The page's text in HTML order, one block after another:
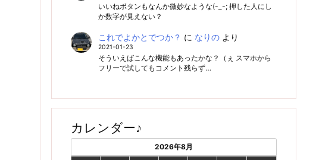
いいねボタンもなんか微妙なような(-_-; 押した人にし
か数字が見えない？
これでよかとでつか？ に なりのより
2021-01-23
そういえばこんな機能もあったかな？（ぇ スマホから
フリーで試してもコメント残らず…
カレンダー♪
2026年8月